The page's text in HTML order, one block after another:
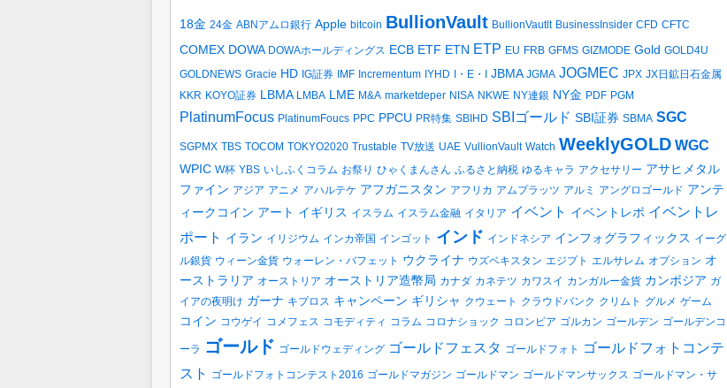
18金 24金 ABNアムロ銀行 Apple bitcoin BullionVault BullionVautlt BusinessInsider CFD CFTC
COMEX DOWA DOWAホールディングス ECB ETF ETN ETP EU FRB GFMS GIZMODE Gold GOLD4U
GOLDNEWS Gracie HD IG証券 IMF Incrementum IYHD I・E・I JBMA JGMA JOGMEC JPX JX日鉱日石金属
KKR KOYO証券 LBMA LMBA LME M&A marketdeper NISA NKWE NY連銀 NY金 PDF PGM
PlatinumFocus PlatinumFoucs PPC PPCU PR特集 SBIHD SBIゴールド SBI証券 SBMA SGC
SGPMX TBS TOCOM TOKYO2020 Trustable TV放送 UAE VullionVault Watch WeeklyGOLD WGC
WPIC W杯 YBS いしふくコラム お祭り ひゃくまんさん ふるさと納税 ゆるキャラ アクセサリー アサヒメタル
ファイン アジア アニメ アハルテケ アフガニスタン アフリカ アムプラッツ アルミ アングロゴールド アンテ
ィークコイン アート イギリス イスラム イスラム金融 イタリア イベント イベントレポ イベントレ
ポート イラン イリジウム インカ帝国 インゴット インド インドネシア インフォグラフィックス イーグ
ル銀貨 ウィーン金貨 ウォーレン・バフェット ウクライナ ウズベキスタン エジプト エルサレム オプション オ
ーストラリア オーストリア オーストリア造幣局 カナダ カネテツ カワスイ カンガルー金貨 カンボジア ガ
イアの夜明け ガーナ キプロス キャンペーン ギリシャ クウェート クラウドバンク クリムト グルメ ゲーム
コイン コウゲイ コメフェス コモディティ コラム コロナショック コロンビア ゴルカン ゴールデン ゴールデンコ
ーラ ゴールド ゴールドウェディング ゴールドフェスタ ゴールドフォト
ゴールドフォトコンテ
スト
ゴールドフォトコンテスト2016 ゴールドマガジン ゴールドマン ゴールドマンサックス ゴールドマン・サ